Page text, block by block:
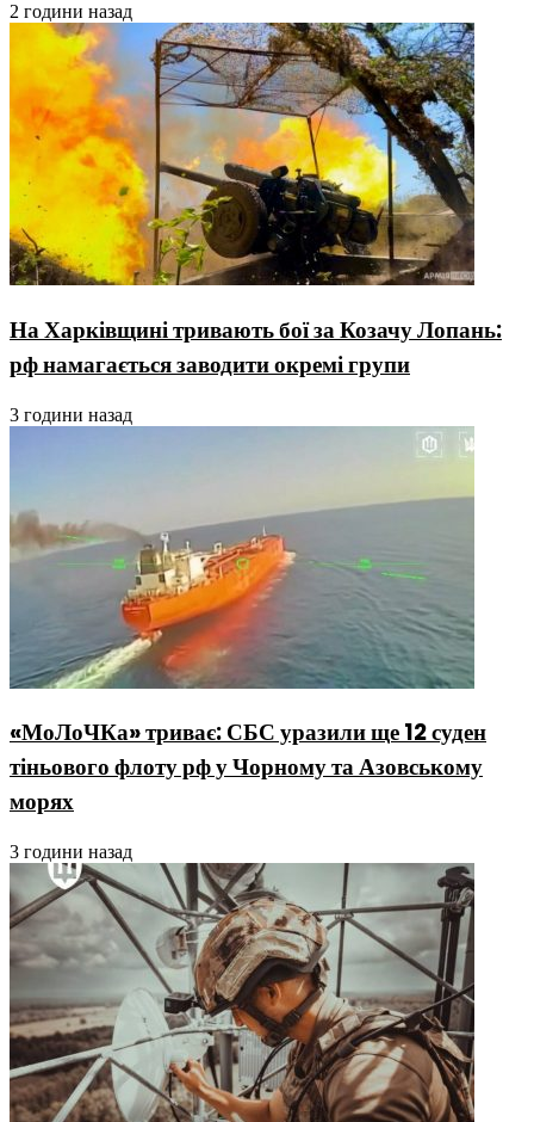
2 години назад
На Харківщині тривають бої за Козачу Лопань:
рф намагається заводити окремі групи
3 години назад
«МоЛоЧКа» триває: СБС уразили ще 12 суден
тіньового флоту рф у Чорному та Азовському
морях
3 години назад